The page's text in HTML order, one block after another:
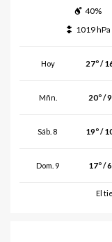
40%
1019 hPa
Hoy 27º /
Mñn. 20º /
Sáb. 8 19º /
Dom. 9 17º /
El